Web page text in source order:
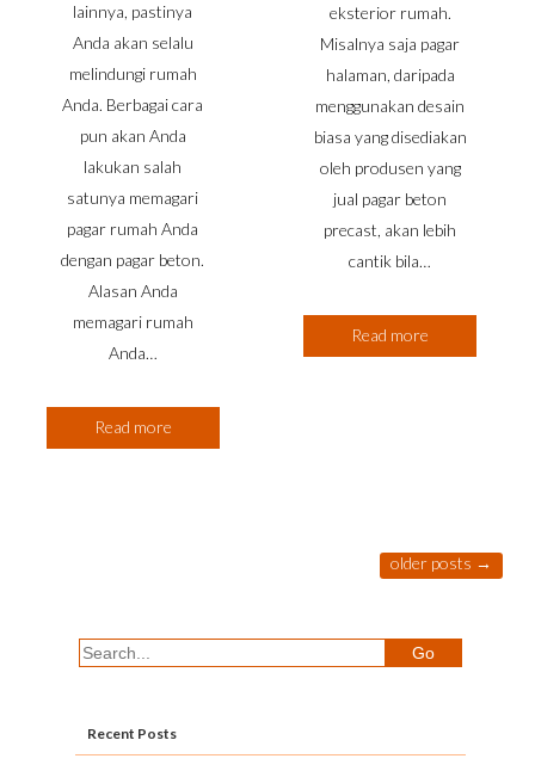
lainnya, pastinya
Anda akan selalu
melindungi rumah
Anda. Berbagai cara
pun akan Anda
lakukan salah
satunya memagari
pagar rumah Anda
dengan pagar beton.
Alasan Anda
memagari rumah
Anda…
Read more
eksterior rumah.
Misalnya saja pagar
halaman, daripada
menggunakan desain
biasa yang disediakan
oleh produsen yang
jual pagar beton
precast, akan lebih
cantik bila…
Read more
older posts →
Recent Posts